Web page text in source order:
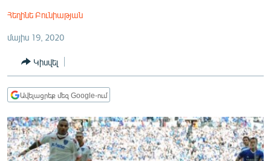
մենյուին
ԸՆՏՐՈՒԹՅՈՒՆՆԵՐ 2026
ԻՐԱՎՈՒՆՔ
ՀԱՍԱՐԱԿՈՒԹՅՈՒՆ
ՏՆՏԵՍՈՒԹՅՈՒՆ
ՊԱՏԵՐԱԶՄԻ 6 ՇԱԲԱԹՆԵՐԸ
ՏԱՐԱԾԱՇՐՋԱՆ
Հեղինե Բունիաթյան
մայիս 19, 2020
Կիսվել
Ավելացրեք մեզ Google-ում